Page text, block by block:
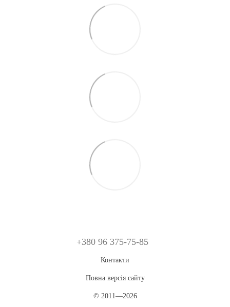
+380 96 375-75-85
Контакти
Повна версія сайту
© 2011—2026